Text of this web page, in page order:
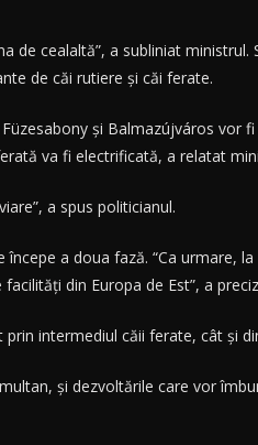
de cealaltă”, a subliniat ministrul.
de căi rutiere şi căi ferate.
şi Balmazújváros vor
va fi electrificată, a relatat
a spus politicianul.
a doua fază. “Ca urmare,
din Europa de Est”, a
intermediul căii ferate, cât şi
şi dezvoltările care vor